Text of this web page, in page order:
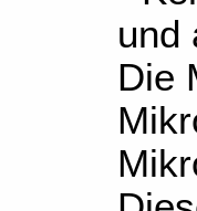
und
Die